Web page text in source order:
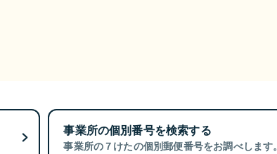
事業所の個別番号を検索する
事業所の７けたの個別郵便番号をお調べします。